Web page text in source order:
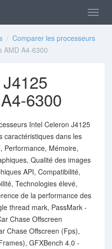
/ Comparer les processeurs
AMD A4-6300
6300
Intel Celeron J4125
caractéristiques dans les
Performance, Mémoire,
Qualité des images
API, Compatibilité,
Technologies élevé,
de la performance des
thread mark, PassMark -
Chase Offscreen
Chase Offscreen (Fps),
GFXBench 4.0 -